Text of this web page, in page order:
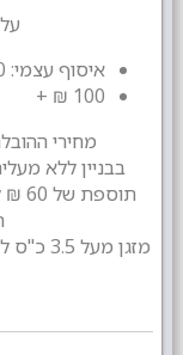
איסוף עצמי: 0 ₪
100 ₪ +
מחירי
בבניין ללא
מזגן